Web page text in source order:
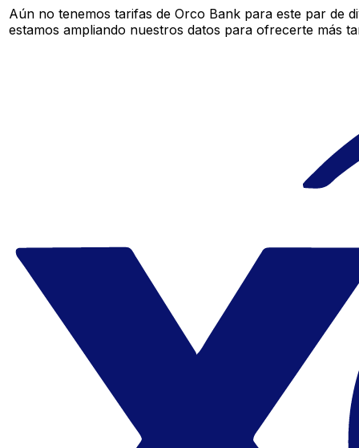
Aún no tenemos tarifas de Orco Bank para este par de
estamos ampliando nuestros datos para ofrecerte más